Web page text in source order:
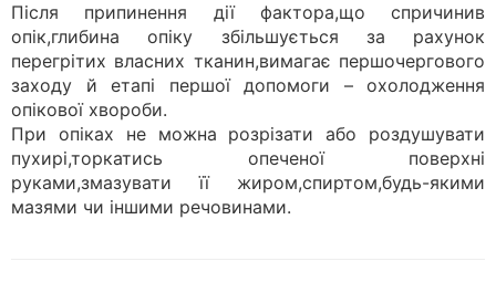
Після припинення дії фактора,що спричинив
опік,глибина опіку збільшується за рахунок
перегрітих власних тканин,вимагає першочергового
заходу й етапі першої допомоги – охолодження
опікової хвороби.
При опіках не можна розрізати або роздушувати
пухирі,торкатись опеченої поверхні
руками,змазувати її жиром,спиртом,будь-якими
мазями чи іншими речовинами.